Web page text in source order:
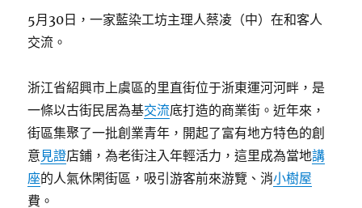
5月30日，一家藍染工坊主理人蔡凌（中）在和客人
交流。
浙江省紹興市上虞區的里直街位于浙東運河河畔，是
一條以古街民居為基交流底打造的商業街。近年來，
街區集聚了一批創業青年，開起了富有地方特色的創
意 見證店鋪，為老街注入年輕活力，這里成為當地講
座的人氣休閑街區，吸引游客前來游覽、消小樹屋
費。